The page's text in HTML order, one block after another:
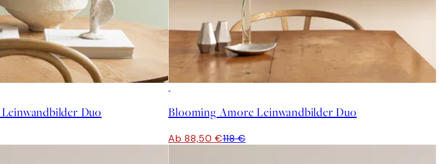
Duo Blooming Amore Leinwandbilder Duo
Ab 88,50 €118 €